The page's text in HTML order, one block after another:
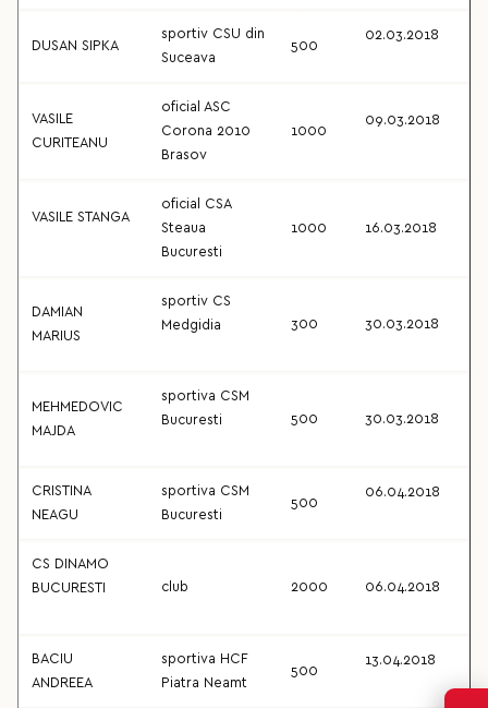
DUSAN SIPKA
sportiv CSU din
Suceava
500
02.03.2018
VASILE
CURITEANU
oficial ASC
Corona 2010
Brasov
1000
09.03.2018
VASILE STANGA
oficial CSA
Steaua
Bucuresti
1000 16.03.2018
DAMIAN
MARIUS
sportiv CS
Medgidia
300 30.03.2018
MEHMEDOVIC
MAJDA
sportiva CSM
Bucuresti
500 30.03.2018
CRISTINA
NEAGU
sportiva CSM
Bucuresti
500
06.04.2018
CS DINAMO
BUCURESTI
club 2000 06.04.2018
BACIU
ANDREEA
sportiva HCF
Piatra Neamt
500
13.04.2018